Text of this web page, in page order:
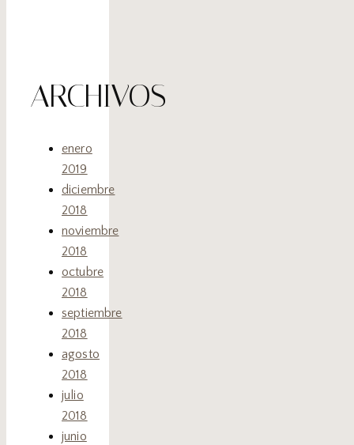
ARCHIVOS
enero
2019
diciembre
2018
noviembre
2018
octubre
2018
septiembre
2018
agosto
2018
julio
2018
junio